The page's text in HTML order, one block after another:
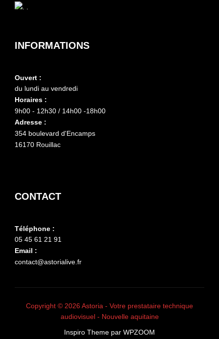
INFORMATIONS
Ouvert :
du lundi au vendredi
Horaires :
9h00 - 12h30 / 14h00 -18h00
Adresse :
354 boulevard d'Encamps
16170 Rouillac
CONTACT
Téléphone :
05 45 61 21 91
Email :
contact@astorialive.fr
Copyright © 2026 Astoria - Votre prestataire technique
audiovisuel - Nouvelle aquitaine
Inspiro Theme par WPZOOM